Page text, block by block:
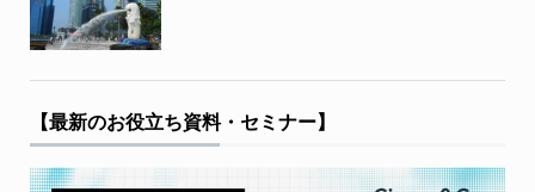
【最新のお役立ち資料・セミナー】